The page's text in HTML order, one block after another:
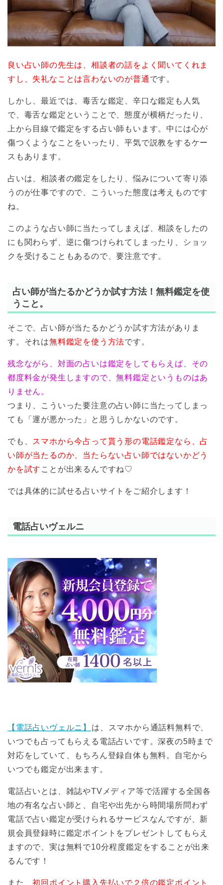
良い占い師の先生は、相談者の話をよく聞いてくれま
すし、失礼なことは言わないのが普通 です。
しかし、最近では、毒舌な鑑定、辛口な鑑定も人気
で、毒舌な鑑定ということで、態度が横柄だったり、
上から目線で鑑定をする占い師もいます。中には心が
傷つくようなことをいったり、平気で説教をするケー
スもあります。
占いは、相談者の鑑定をしたり、悩みについて寄り添
うのが仕事ですので、こういった態度は考えものです
ね。
このような占い師に当たってしまえば、相談をしたの
にも関わらず、逆に傷つけられてしまったり、ショッ
クを受けることもあるので、要注意です。
占い師が当たるかどうか試す方法！無料鑑定を使
うこと。
そこで、占い師が当たるかどうか試す方法がありま
す。それは無料鑑定を使う方法です。
残念ながら、対面の占いは鑑定をしてもらえば、その
都度料金が発生しますので、無料鑑定というものはあ
りません。
つまり、こういった要注意の占い師に当たってしまっ
ても「運が悪かった」と思うしかないのです。
でも、 スマホから今占って貰う形の電話鑑定なら、占
い師が当たるのか、当たらない占い師ではないかどう
かを試す ことが出来るんですね♡
では具体的に試せる占いサイトをご紹介します！
電話占いヴェルニ
【電話占いヴェルニ】
は、スマホから通話料無料で、
いつでも占ってもらえる電話占いです。深夜の5時まで
対応をしていて、もちろん登録自体も無料。自宅から
いつでも鑑定が出来ます。
電話占いとは、雑誌やTVメディア等で活躍する全国各
地の有名な占い師と、自宅や出先から時間場所問わず
電話で占い鑑定が受けられるサービスなんですが、新
規会員登録時に鑑定ポイントをプレゼントしてもらえ
ますので、実は無料で10分程度鑑定をすることが出来
るんです！
また、初回ポイント購入先払いで２倍の鑑定ポイント